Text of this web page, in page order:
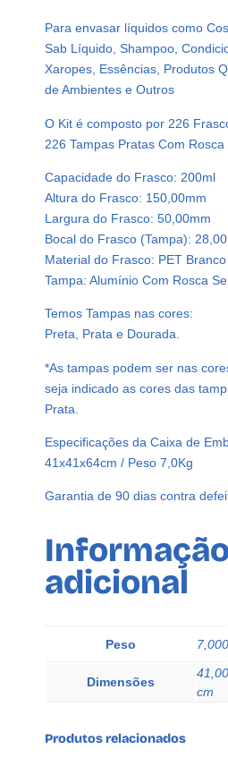
Para envasar líquidos como
Sab Líquido, Shampoo,
Xaropes, Essências, Produtos
de Ambientes e Outros
O Kit é composto por 226
226 Tampas Pratas Com Rosca
Capacidade do Frasco: 200ml
Altura do Frasco: 150,00mm
Largura do Frasco: 50,00mm
Bocal do Frasco (Tampa):
Material do Frasco: PET Branco
Tampa: Alumínio Com Rosca
Temos Tampas nas cores:
Preta, Prata e Dourada.
*As tampas podem ser nas
seja indicado as cores das
Prata.
Especificações da Caixa de
41x41x64cm / Peso 7,0Kg
Garantia de 90 dias contra
Informação
adicional
Peso
Dimensões
cm
Produtos relacionados